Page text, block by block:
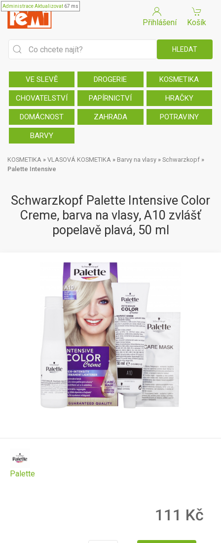
AdministraceAktualizovat 67 ms
Přihlášení Košík
VE SLEVĚ DROGERIE KOSMETIKA
CHOVATELSTVÍ PAPÍRNICTVÍ HRAČKY
DOMÁCNOST ZAHRADA POTRAVINY
BARVY
KOSMETIKA » VLASOVÁ KOSMETIKA » Barvy na vlasy » Schwarzkopf »
Palette Intensive
Schwarzkopf Palette Intensive Color
Creme, barva na vlasy, A10 zvlášť
popelavě plavá, 50 ml
Palette
111 Kč